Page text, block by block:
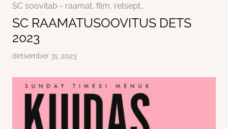
SC soovitab - raamat, film, retsept...
SC RAAMATUSOOVITUS DETS
2023
detsember 31, 2023